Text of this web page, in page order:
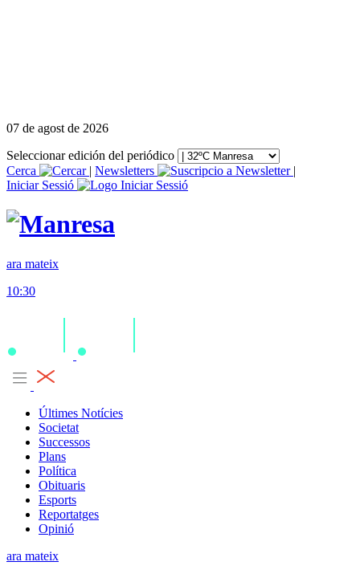
07 de agost de 2026
Seleccionar edición del periódico
Cerca
| Newsletters
|
Iniciar Sessió
ara mateix
10:30
Últimes Notícies
Societat
Successos
Plans
Política
Obituaris
Esports
Reportatges
Opinió
ara mateix